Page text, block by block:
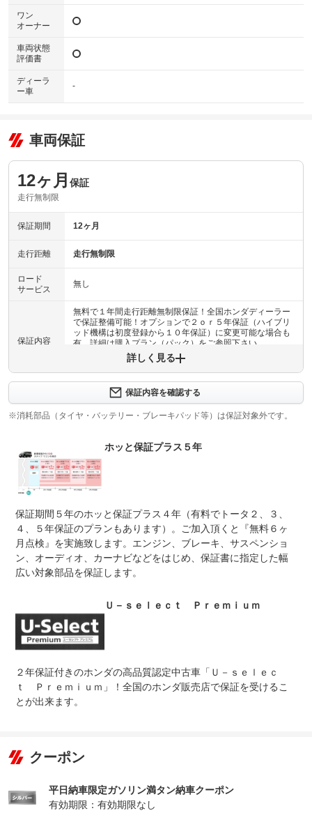
ワン
オーナー
車両状態
評価書
ディーラ
ー車
-
車両保証
12ヶ月 保証
走行無制限
保証期間 12ヶ月
走行距離 走行無制限
ロード
サービス
無し
保証内容
無料で１年間走行距離無制限保証！全国ホンダディーラー
で保証整備可能！オプションで２ｏｒ５年保証（ハイブリ
ッド機構は初度登録から１０年保証）に変更可能な場合も
有。詳細は購入プラン（パック）をご参照下さい
上限金額
免責金 無し
保証修理
受付先
ーラーで安全・安心の保証・整備を受けていただく為に、
ご自宅の最寄りホンダディーラーへお客様・車両情報を登
録させていただくことが販売の条件となります
法定整備
整備付 法定12ヶ月または法定24ヶ月点検整備付
※車検なし・車検整備付の場合は法定24ヶ月点検整備付
※商用車は6ヶ月または12ヶ月点検整備付
について
１２か月点検整備実施後お渡ししております。必要な消耗
品などの交換もしますので安心してお乗りいただけると思
います。総額表示をご確認ください。
詳しく見る
保証内容を確認する
※消耗部品（タイヤ・バッテリー・ブレーキパッド等）は保証対象外です。
ホッと保証プラス５年
保証期間５年のホッと保証プラス４年（有料でトータ２、３、
４、５年保証のプランもあります）。ご加入頂くと『無料６ヶ
月点検』を実施致します。エンジン、ブレーキ、サスペンショ
ン、オーディオ、カーナビなどをはじめ、保証書に指定した幅
広い対象部品を保証します。
Ｕ－ｓｅｌｅｃｔ Ｐｒｅｍｉｕｍ
２年保証付きのホンダの高品質認定中古車「Ｕ－ｓｅｌｅｃ
ｔ Ｐｒｅｍｉｕｍ」！全国のホンダ販売店で保証を受けるこ
とが出来ます。
クーポン
平日納車限定ガソリン満タン納車クーポン
有効期限：有効期限なし